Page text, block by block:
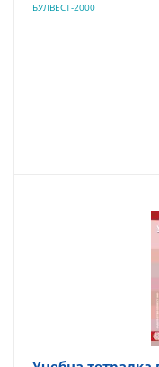
БУЛВЕСТ-2000